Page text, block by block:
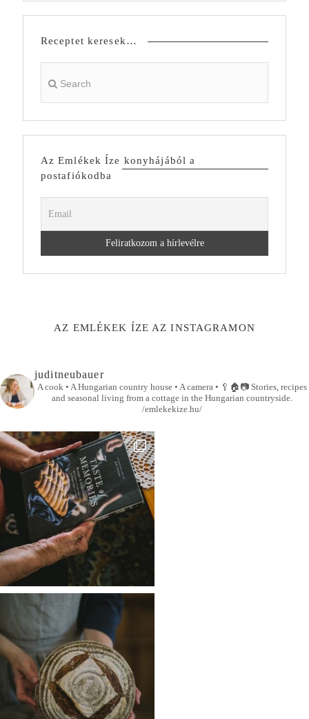
Receptet keresek…
Az Emlékek Íze konyhájából a
postafiókodba
AZ EMLÉKEK ÍZE AZ INSTAGRAMON
juditneubauer
A cook • A Hungarian country house • A camera • 🥄🏠📷Stories, recipes
and seasonal living from a cottage in the Hungarian countryside.
/emlekekize.hu/